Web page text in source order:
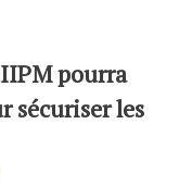
pourra
sécuriser les